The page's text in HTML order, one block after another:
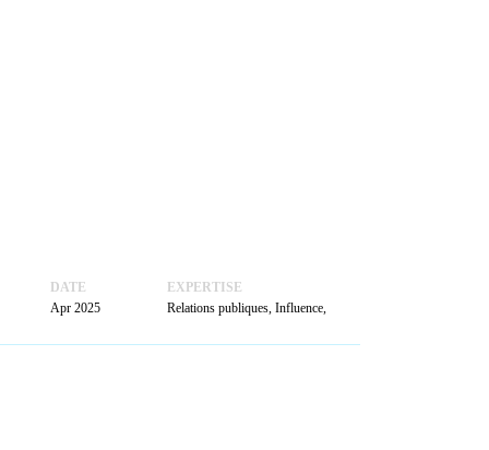
DATE
Apr 2025
EXPERTISE
Relations publiques, Influence,